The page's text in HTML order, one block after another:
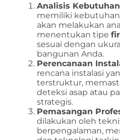
Analisis Kebutuhan
memiliki
akan melakukan
menentukan tipe
sesuai dengan
bangunan Anda.
Perencanaan
rencana instalasi
terstruktur,
deteksi asap atau
strategis.
Pemasangan
dilakukan oleh
berpengalaman,